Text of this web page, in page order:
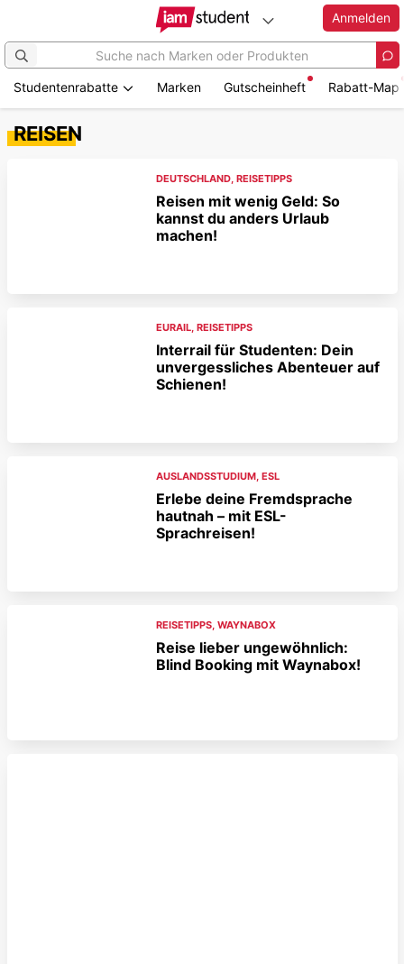
Anmelden
Studentenrabatte Marken Gutscheinheft Rabatt-Map
REISEN
DEUTSCHLAND, REISETIPPS
Reisen mit wenig Geld: So
kannst du anders Urlaub
machen!
EURAIL, REISETIPPS
Interrail für Studenten: Dein
unvergessliches Abenteuer auf
Schienen!
AUSLANDSSTUDIUM, ESL
Erlebe deine Fremdsprache
hautnah – mit ESL-
Sprachreisen!
REISETIPPS, WAYNABOX
Reise lieber ungewöhnlich:
Blind Booking mit Waynabox!